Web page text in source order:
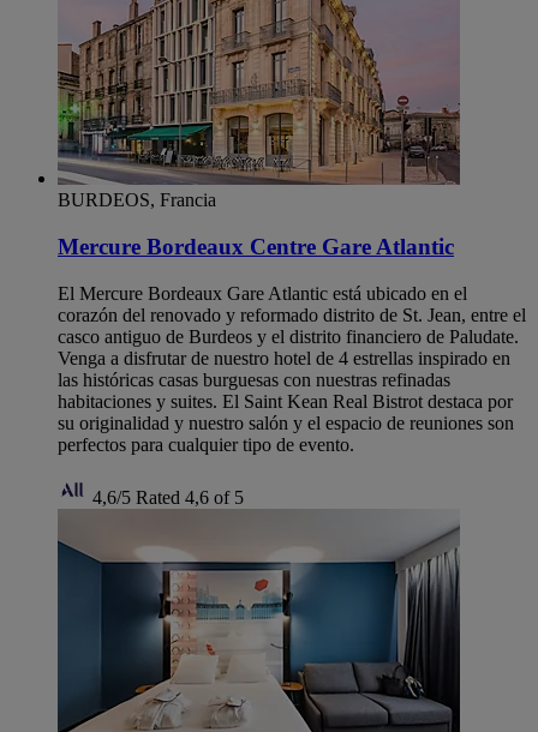
BURDEOS, Francia
Mercure Bordeaux Centre Gare Atlantic
El Mercure Bordeaux Gare Atlantic está ubicado en el
corazón del renovado y reformado distrito de St. Jean, entre el
casco antiguo de Burdeos y el distrito financiero de Paludate.
Venga a disfrutar de nuestro hotel de 4 estrellas inspirado en
las históricas casas burguesas con nuestras refinadas
habitaciones y suites. El Saint Kean Real Bistrot destaca por
su originalidad y nuestro salón y el espacio de reuniones son
perfectos para cualquier tipo de evento.
4,6/5 Rated 4,6 of 5